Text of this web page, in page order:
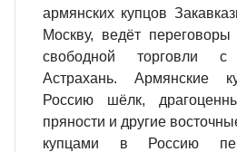
армянских купцов
Москву, ведёт
свободной торговли
Астрахань. Армянские
Россию шёлк,
пряности и другие
купцами в Россию